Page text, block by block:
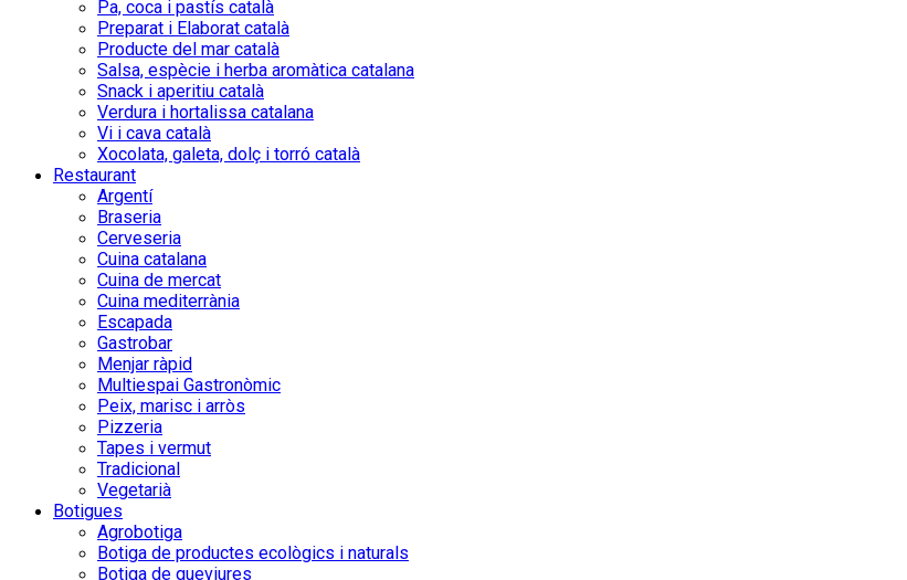
Pa, coca i pastís català
Preparat i Elaborat català
Producte del mar català
Salsa, espècie i herba aromàtica catalana
Snack i aperitiu català
Verdura i hortalissa catalana
Vi i cava català
Xocolata, galeta, dolç i torró català
Restaurant
Argentí
Braseria
Cerveseria
Cuina catalana
Cuina de mercat
Cuina mediterrània
Escapada
Gastrobar
Menjar ràpid
Multiespai Gastronòmic
Peix, marisc i arròs
Pizzeria
Tapes i vermut
Tradicional
Vegetarià
Botigues
Agrobotiga
Botiga de productes ecològics i naturals
Botiga de queviures